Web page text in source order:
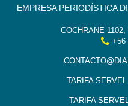
EMPRESA PERIODÍSTICA
COCHRANE
+56
TARIFA
TARIFA